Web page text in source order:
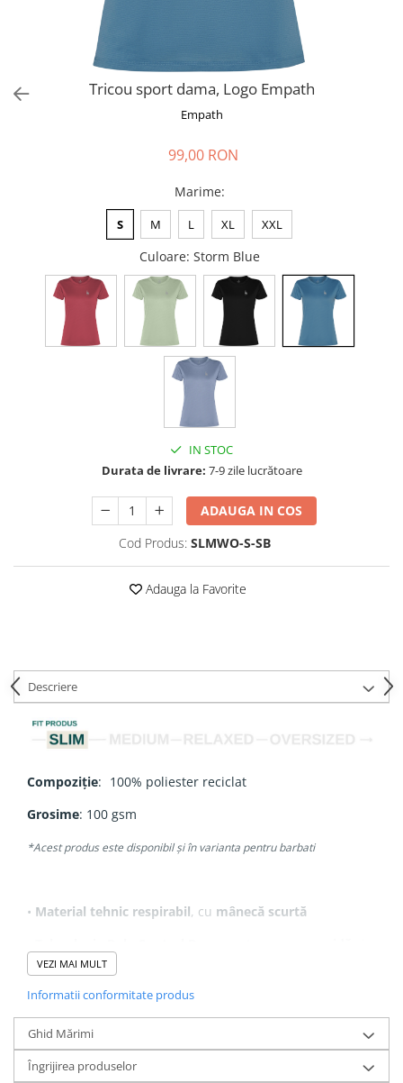
Tricou sport dama, Logo Empath
Empath
99,00 RON
Marime:
S M L XL XXL
Culoare: Storm Blue
IN STOC
Durata de livrare: 7-9 zile lucrătoare
ADAUGA IN COS
Cod Produs: SLMWO-S-SB
Adauga la Favorite
Descriere
Compoziție: 100% poliester reciclat
Grosime: 100 gsm
*Acest produs este disponibil și în varianta pentru barbati
• Material tehnic respirabil, cu mânecă scurtă
control eficient al umidității
spate și panourile laterale
•Guler rotundșibandă interioară asortate cromatic
VEZI MAI MULT
Informatii conformitate produs
Ghid Mărimi
Îngrijirea produselor